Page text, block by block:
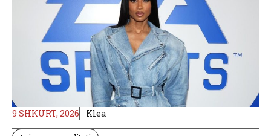
9 SHKURT, 2026 Klea